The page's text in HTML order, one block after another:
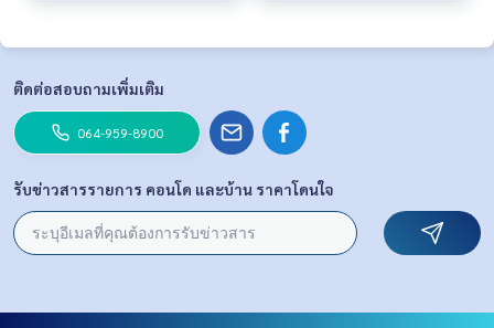
ติดต่อสอบถามเพิ่มเติม
064-959-8900
รับข่าวสารรายการ คอนโด และบ้าน ราคาโดนใจ